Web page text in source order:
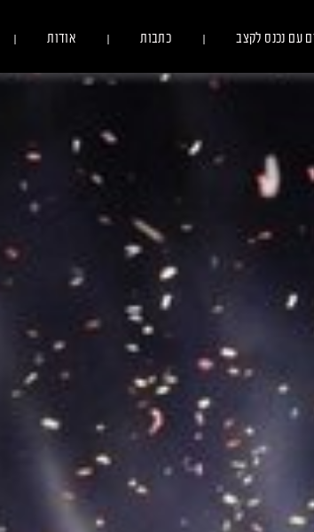
עם נכנס לקצב כתבות אודות